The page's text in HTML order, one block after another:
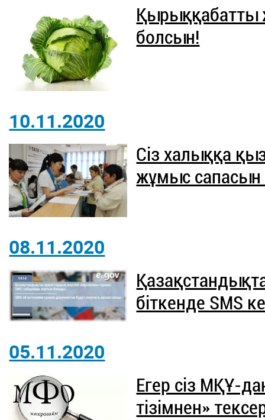
Қырыққабатты
болсын!
10.11.2020
Сіз халыққа
жұмыс сапасын
08.11.2020
біткенде SMS
05.11.2020
Егер сіз МҚҰ-
тізімнен»